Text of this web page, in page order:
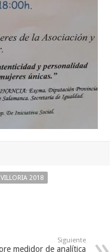
VILLORIA 2018
Siguiente
medidor de analítica